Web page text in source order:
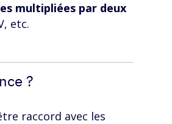
multipliées par deux
etc.
?
raccord avec les